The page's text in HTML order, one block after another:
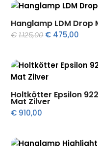
€169,00.€90,00.
Hanglamp LDM Drop
€1.125,00 Oorspronkelijke
€1.125,00.
€ 475,00
Holtkötter Epsilon
Mat Zilver
€ 910,00